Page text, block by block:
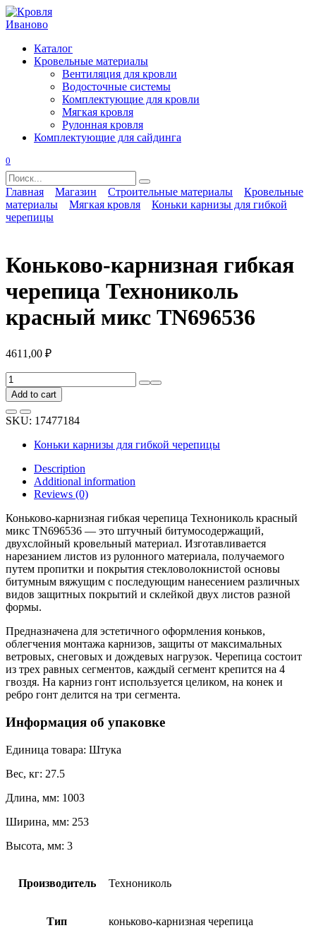
Перейти
к
Каталог
Кровельные материалы
Вентиляция для кровли
Водосточные системы
Комплектующие для кровли
Мягкая кровля
Рулонная кровля
Комплектующие для сайдинга
0
Search
for:
Главная Магазин Строительные материалы
Кровельные
материалы
Мягкая кровля
Коньки карнизы для гибкой
черепицы
Коньково-карнизная гибкая
черепица Технониколь
красный микс TN696536
4611,00 ₽
Коньково-
карнизная
гибкая
черепица
Технониколь
красный
TN696536
quantity
Add to cart
SKU: 17477184
Коньки карнизы для гибкой черепицы
Description
Additional information
Reviews (0)
Коньково-карнизная гибкая черепица Технониколь красный
микс TN696536 — это штучный битумосодержащий,
двухслойный кровельный материал. Изготавливается
нарезанием листов из рулонного материала, получаемого
путем пропитки и покрытия стекловолокнистой основы
битумным вяжущим с последующим нанесением различных
видов защитных покрытий и склейкой двух листов разной
формы.
Предназначена для эстетичного оформления коньков,
облегчения монтажа карнизов, защиты от максимальных
ветровых, снеговых и дождевых нагрузок. Черепица состоит
из трех равных сегментов, каждый сегмент крепится на 4
гвоздя. На карниз гонт используется целиком, на конек и
ребро гонт делится на три сегмента.
Информация об упаковке
Единица товара: Штука
Вес, кг: 27.5
Длина, мм: 1003
Ширина, мм: 253
Высота, мм: 3
Производитель Технониколь
Тип коньково-карнизная черепица